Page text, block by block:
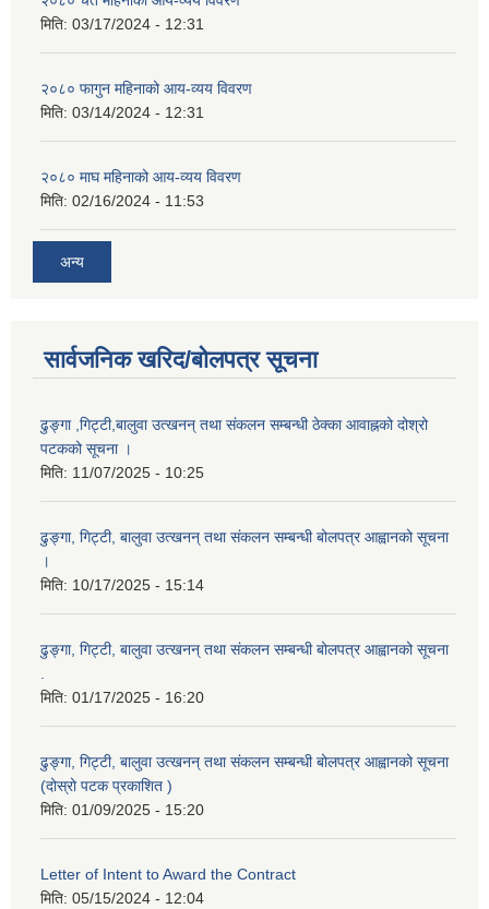
मिति: 03/17/2024 - 12:31
२०८० फागुन महिनाको आय-व्यय विवरण
मिति: 03/14/2024 - 12:31
२०८० माघ महिनाको आय-व्यय विवरण
मिति: 02/16/2024 - 11:53
अन्य
सार्वजनिक खरिद/बोलपत्र सूचना
ढुङ्गा ,गिट्टी,बालुवा उत्खनन् तथा संकलन सम्बन्धी ठेक्का आवाह्नको दोश्रो
पटकको सूचना ।
मिति: 11/07/2025 - 10:25
ढुङ्गा, गिट्टी, बालुवा उत्खनन् तथा संकलन सम्बन्धी बोलपत्र आह्वानको सूचना
।
मिति: 10/17/2025 - 15:14
ढुङ्गा, गिट्टी, बालुवा उत्खनन् तथा संकलन सम्बन्धी बोलपत्र आह्वानको सूचना
.
मिति: 01/17/2025 - 16:20
ढुङ्गा, गिट्टी, बालुवा उत्खनन् तथा संकलन सम्बन्धी बोलपत्र आह्वानको सूचना
(दोस्रो पटक प्रकाशित )
मिति: 01/09/2025 - 15:20
Letter of Intent to Award the Contract
मिति: 05/15/2024 - 12:04